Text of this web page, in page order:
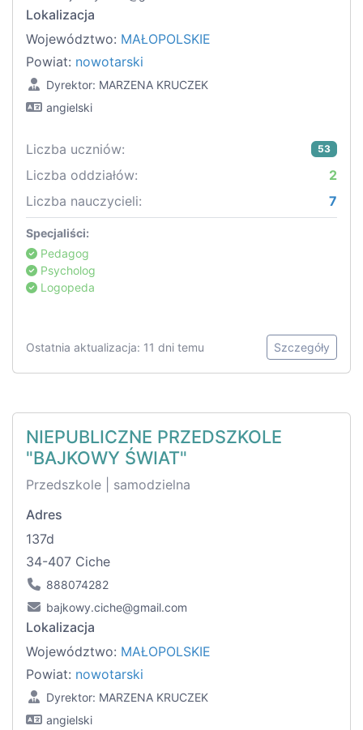
Lokalizacja
Województwo: MAŁOPOLSKIE
Powiat: nowotarski
Dyrektor: MARZENA KRUCZEK
angielski
Liczba uczniów: 53
Liczba oddziałów:
2
Liczba nauczycieli:
7
Specjaliści:
Pedagog
Psycholog
Logopeda
Ostatnia aktualizacja: 11 dni temu Szczegóły
NIEPUBLICZNE PRZEDSZKOLE
"BAJKOWY ŚWIAT"
Przedszkole | samodzielna
Adres
137d
34-407 Ciche
888074282
bajkowy.ciche@gmail.com
Lokalizacja
Województwo: MAŁOPOLSKIE
Powiat: nowotarski
Dyrektor: MARZENA KRUCZEK
angielski